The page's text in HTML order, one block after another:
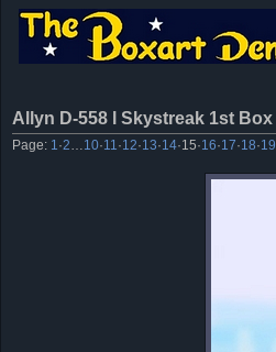
Allyn D-558 l Skystreak 1st Box
Page: 1 ·2 10·11 ·12·13·14·15·16·17·18·19